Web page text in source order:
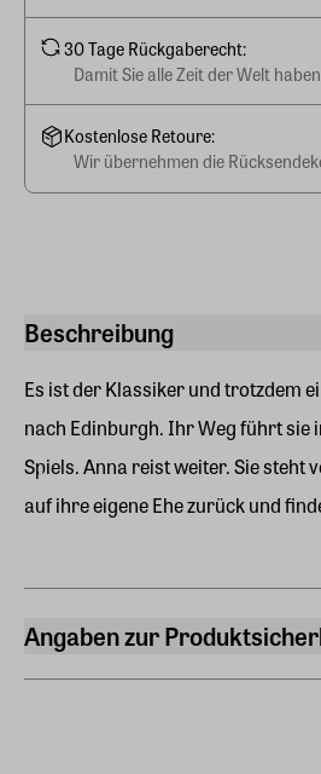
Beschreibung
Es ist der Klassiker und trotzdem
nach Edinburgh. Ihr Weg führt sie
Spiels. Anna reist weiter. Sie steht
auf ihre eigene Ehe zurück und
Angaben zur
30 Tage Rückgaberecht:
Damit Sie alle Zeit der Welt haben
Kostenlose Retoure:
Wir übernehmen die